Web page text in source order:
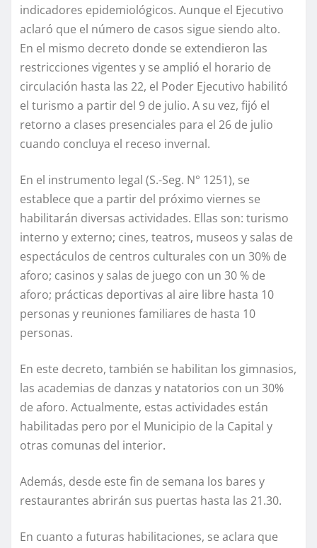
indicadores epidemiológicos. Aunque el Ejecutivo
aclaró que el número de casos sigue siendo alto.
En el mismo decreto donde se extendieron las
restricciones vigentes y se amplió el horario de
circulación hasta las 22, el Poder Ejecutivo habilitó
el turismo a partir del 9 de julio. A su vez, fijó el
retorno a clases presenciales para el 26 de julio
cuando concluya el receso invernal.
En el instrumento legal (S.-Seg. N° 1251), se
establece que a partir del próximo viernes se
habilitarán diversas actividades. Ellas son: turismo
interno y externo; cines, teatros, museos y salas de
espectáculos de centros culturales con un 30% de
aforo; casinos y salas de juego con un 30 % de
aforo; prácticas deportivas al aire libre hasta 10
personas y reuniones familiares de hasta 10
personas.
En este decreto, también se habilitan los gimnasios,
las academias de danzas y natatorios con un 30%
de aforo. Actualmente, estas actividades están
habilitadas pero por el Municipio de la Capital y
otras comunas del interior.
Además, desde este fin de semana los bares y
restaurantes abrirán sus puertas hasta las 21.30.
En cuanto a futuras habilitaciones, se aclara que